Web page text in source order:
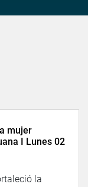
mujer
I Lunes 02
la